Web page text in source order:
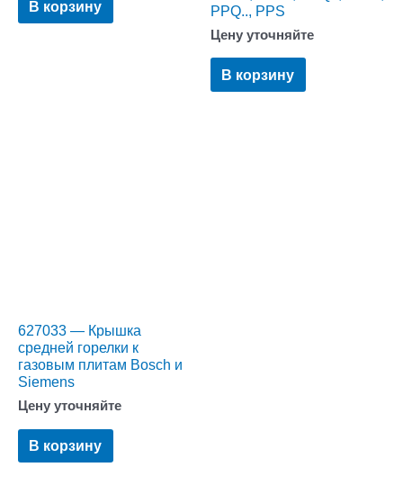
В корзину
PPQ.., PPS
Цену уточняйте
В корзину
627033 — Крышка
средней горелки к
газовым плитам Bosch и
Siemens
Цену уточняйте
В корзину